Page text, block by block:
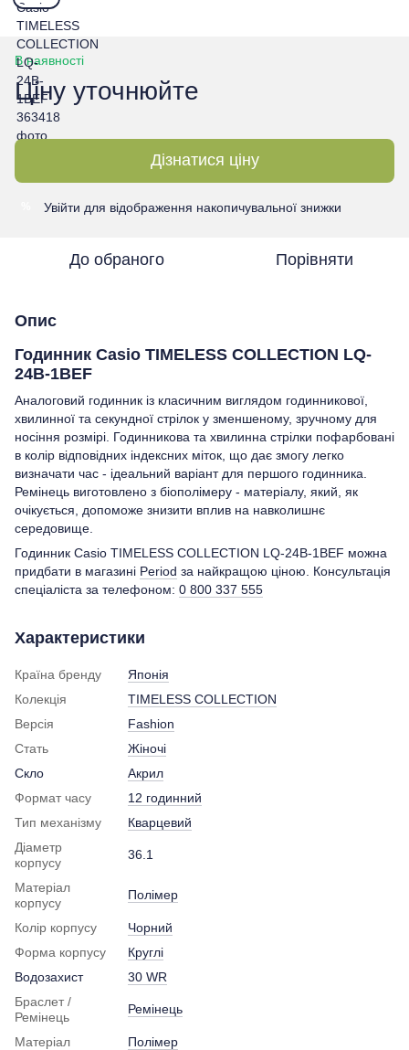
В наявності
Ціну уточнюйте
Дізнатися ціну
Увійти для відображення накопичувальної знижки
До обраного Порівняти
Опис
Годинник Casio TIMELESS COLLECTION LQ-
24B-1BEF
Аналоговий годинник із класичним виглядом годинникової,
хвилинної та секундної стрілок у зменшеному, зручному для
носіння розмірі. Годинникова та хвилинна стрілки пофарбовані
в колір відповідних індексних міток, що дає змогу легко
визначати час - ідеальний варіант для першого годинника.
Ремінець виготовлено з біополімеру - матеріалу, який, як
очікується, допоможе знизити вплив на навколишнє
середовище.
Годинник Casio TIMELESS COLLECTION LQ-24B-1BEF можна
придбати в магазині Period за найкращою ціною. Консультація
спеціаліста за телефоном: 0 800 337 555
Характеристики
Країна бренду
Японія
Колекція
TIMELESS COLLECTION
Версія
Fashion
Стать
Жіночі
Скло
Акрил
Формат часу
12 годинний
Тип механізму
Кварцевий
Діаметр
корпусу
36.1
Матеріал
корпусу
Полімер
Колір корпусу
Чорний
Форма корпусу
Круглі
Водозахист
30 WR
Браслет /
Ремінець
Ремінець
Матеріал Полімер